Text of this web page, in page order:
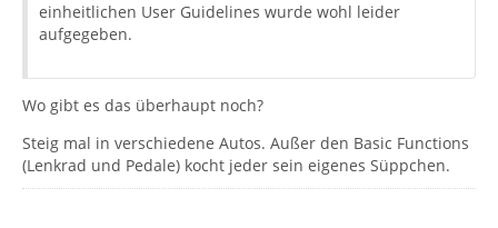
einheitlichen User Guidelines wurde wohl leider
aufgegeben.
Wo gibt es das überhaupt noch?
Steig mal in verschiedene Autos. Außer den Basic Functions
(Lenkrad und Pedale) kocht jeder sein eigenes Süppchen.